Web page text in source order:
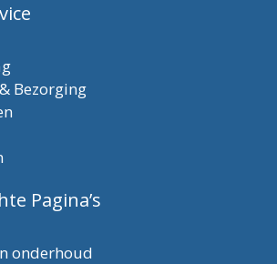
Bezorging
Pagina’s
onderhoud